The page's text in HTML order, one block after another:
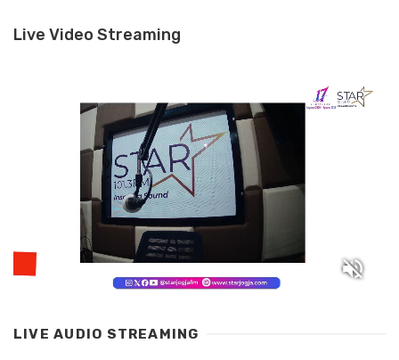
Live Video Streaming
LIVE AUDIO STREAMING